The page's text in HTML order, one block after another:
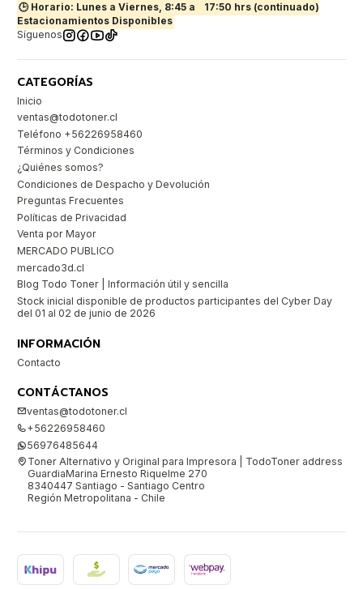
🕒 Horario: Lunes a Viernes, 8:45 a
17:50 hrs (continuado)
Estacionamientos Disponibles
Síguenos
CATEGORÍAS
Inicio
ventas@todotoner.cl
Teléfono +56226958460
Términos y Condiciones
¿Quiénes somos?
Condiciones de Despacho y Devolución
Preguntas Frecuentes
Políticas de Privacidad
Venta por Mayor
MERCADO PUBLICO
mercado3d.cl
Blog Todo Toner | Información útil y sencilla
Stock inicial disponible de productos participantes del Cyber Day
del 01 al 02 de junio de 2026
INFORMACIÓN
Contacto
CONTÁCTANOS
ventas@todotoner.cl
+56226958460
56976485644
Toner Alternativo y Original para Impresora | TodoToner address
GuardiaMarina Ernesto Riquelme 270
8340447 Santiago - Santiago Centro
Región Metropolitana - Chile